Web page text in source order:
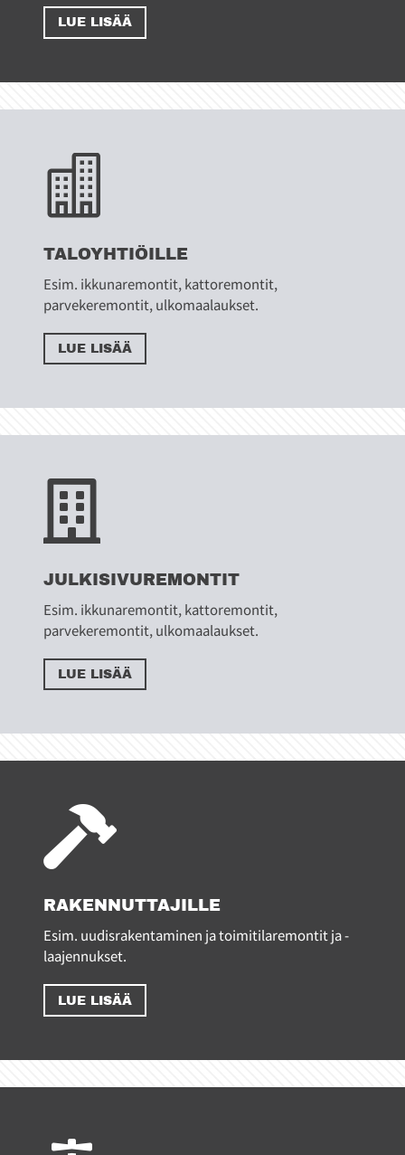
LUE LISÄÄ

TALOYHTIÖILLE
Esim. ikkunaremontit, kattoremontit,
parvekeremontit, ulkomaalaukset.
LUE LISÄÄ

JULKISIVUREMONTIT
Esim. ikkunaremontit, kattoremontit,
parvekeremontit, ulkomaalaukset.
LUE LISÄÄ

RAKENNUTTAJILLE
Esim. uudisrakentaminen ja toimitilaremontit ja -
laajennukset.
LUE LISÄÄ